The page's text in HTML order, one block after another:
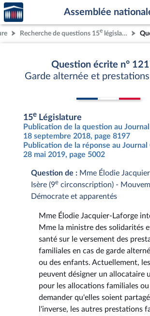
Aller au contenu
Aller en bas de la page
Accèder
à la
page
d'accueil
Assemblée
Recherche de questions 15e législature
Question écrite n°
Garde alternée et
15e Législature
Publication de la question au
18 septembre 2018, page 8197
Publication de la réponse au
28 mai 2019, page 5002
Question de : Mme Élodie
Isère (9e circonscription) -
Démocrate et apparentés
Mme Élodie Jacquier-Laforge
Mme la ministre des solidarités
santé sur le versement des
familiales en cas de garde
ou des enfants. Actuellement,
peuvent désigner un allocataire
pour les allocations familiales ou
demander qu'elles soient
l'inverse, les autres prestations